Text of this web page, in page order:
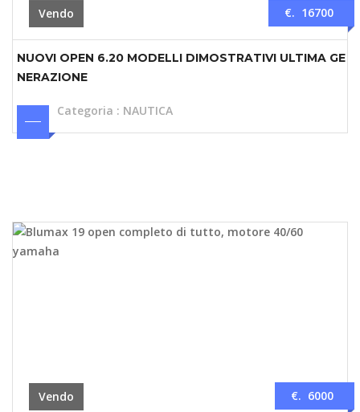
Vendo €. 16700
NUOVI OPEN 6.20 MODELLI DIMOSTRATIVI ULTIMA GE
NERAZIONE
Categoria : NAUTICA
Vendo €. 6000